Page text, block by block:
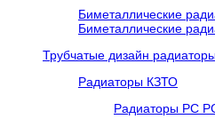
Биметаллические
Биметаллические
Трубчатые дизайн
Радиаторы КЗТО
Радиаторы РС